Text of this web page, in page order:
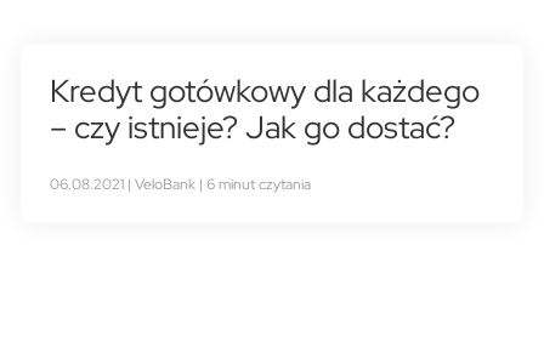
Kredyt gotówkowy dla każdego
– czy istnieje? Jak go dostać?
06.08.2021 | VeloBank | 6 minut czytania